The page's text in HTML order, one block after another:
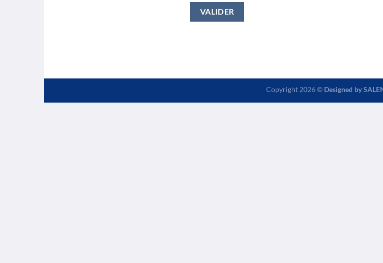
Copyright 2026 © Designed by